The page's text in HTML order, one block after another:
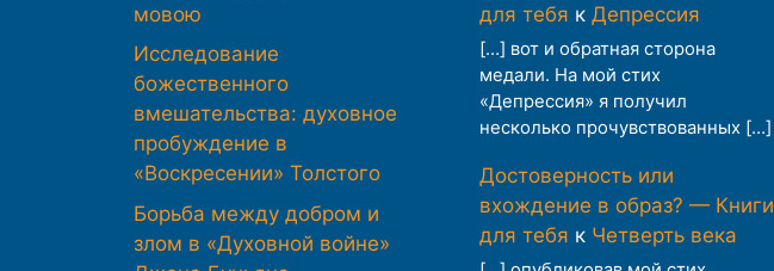
мовою
Исследование
божественного
вмешательства: духовное
пробуждение в
«Воскресении» Толстого
Борьба между добром и
злом в «Духовной войне»
для тебя к Депрессия
[…] вот и обратная сторона
медали. На мой стих
«Депрессия» я получил
несколько прочувствованных […]
Достоверность или
вхождение в образ? — Книги
для тебя к Четверть века